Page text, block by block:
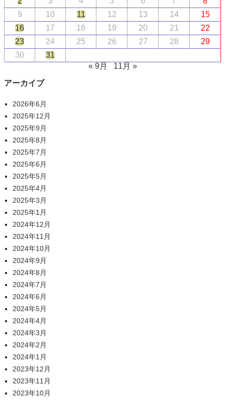
9
10 11 12 13 14
15
16
17 18 19 20 21
22
23
24 25 26 27 28
29
30
31
« 9月
11月 »
アーカイブ
2026年6月
2025年12月
2025年9月
2025年8月
2025年7月
2025年6月
2025年5月
2025年4月
2025年3月
2025年1月
2024年12月
2024年11月
2024年10月
2024年9月
2024年8月
2024年7月
2024年6月
2024年5月
2024年4月
2024年3月
2024年2月
2024年1月
2023年12月
2023年11月
2023年10月